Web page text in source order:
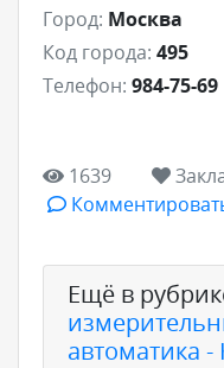
Город: Москва
Код города: 495
Телефон: 984-75-69
1639
Ещё в
автоматика